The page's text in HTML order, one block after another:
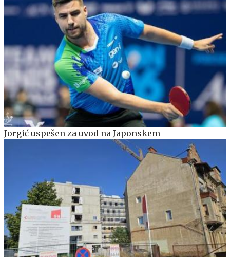
Jorgić uspešen za uvod na Japonskem